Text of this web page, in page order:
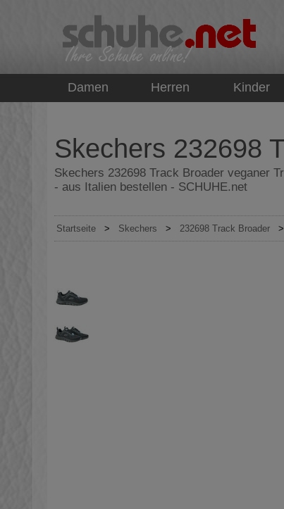
Damen Herren Kinder
Skechers 232698
Skechers 232698 Track Broader veganer
- aus Italien bestellen - SCHUHE.net
Startseite > Skechers > 232698 Track Broader >